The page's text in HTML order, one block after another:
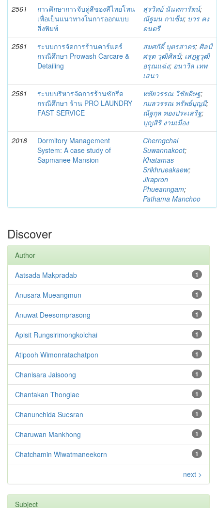
2561
การศึกษาการจับคู่สีของสีไทยโทน
เพื่อเป็นแนวทางในการออกแบบ
สิ่งพิมพ์
สุรวิทย์ นันทการัตน์;
ณัฐมน กาเซ็ม; บวร คง
ดนตรี
2561
ระบบการจัดการร้านคาร์แคร์
กรณีศึกษา Prowash Carcare &
Detailing
สมศกัดิ์ บุตรสาคร; ศิลป์
ศรุต วุฒิศิลป์; เสฏฐวุฒิ
อรุณแฉ่ง; อนาวิล เทพ
เสนา
2561
ระบบบริหารจัดการร้านซักรีด
กรณีศึกษา ร้าน PRO LAUNDRY
FAST SERVICE
หทัยวรรณ วิชัยดิษฐ;
กมลวรรณ ทรัพย์บุญมี;
ณัฐกุล ทองประเสริฐ;
บุญสิริ งามเมือง
2018
Dormitory Management
System: A case study of
Sapmanee Mansion
Cherngchai
Suwannakoot;
Khatamas
Srikhrueakaew;
Jirapron
Phueanngam;
Pathama Manchoo
Discover
Author
1
Aatsada Makpradab
1
Anusara Mueangmun
1
Anuwat Deesomprasong
1
Apisit Rungsirimongkolchai
1
Atipooh Wimonratachatpon
1
Chanisara Jaisoong
1
Chantakan Thonglae
1
Chanunchida Suesran
1
Charuwan Mankhong
1
Chatchamin Wiwatmaneekorn
next >
Subject